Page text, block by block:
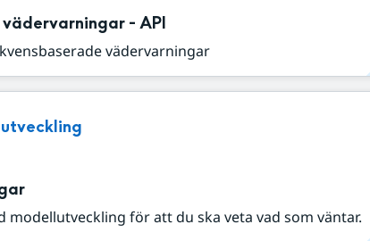
- API
vädervarningar
utveckling
modellutveckling för att du ska veta vad som väntar.